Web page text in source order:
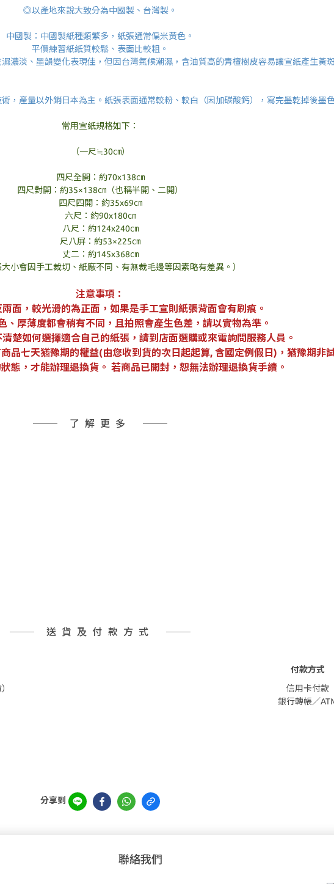
◎以產地來說大致分為中國製、台灣製。
中國製：中國製紙種類繁多，紙張通常偏米黃色。
平價練習紙紙質較鬆、表面比較粗。
濃淡、墨韻變化表現佳，但因台灣氣候潮濕，含油質高的青檀樹皮容易讓宣紙產生黃
，產量以外銷日本為主。紙張表面通常較粉、較白（因加碳酸鈣），寫完墨乾掉後墨
常用宣紙規格如下：
（一尺≒30㎝）
四尺全開：約70x138㎝
四尺對開：約35×138㎝（也稱半開、二開）
四尺四開：約35x69㎝
六尺：約90x180㎝
八尺：約124x240㎝
尺八屏：約53×225㎝
丈二：約145x368㎝
大小會因手工裁切、紙廠不同、有無裁毛邊等因素略有差異。）
注意事項：
面，較光滑的為正面，如果是手工宣則紙張背面會有刷痕。
、厚薄度都會稍有不同，且拍照會產生色差，請以實物為準。
楚如何選擇適合自己的紙張，請到店面選購或來電詢問服務人員。
七天猶豫期的權益(由您收到貨的次日起起算, 含國定例假日)，猶豫期非
態，才能辦理退換貨。 若商品已開封，恕無法辦理退換貨手續。
了解更多
送貨及付款方式
付款方式
信用卡付款
銀行轉帳／
分享到
聯絡我們